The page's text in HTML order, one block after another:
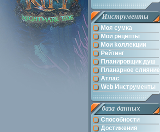
Инструменты
Моя сумка
Мои рецепты
Мои kоллекции
Рейтинг
Планировщик душ
Планарное слияние
Атлас
Web Инструменты
база данных
Способности
Достижения